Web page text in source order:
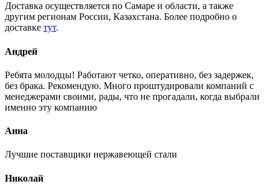
Доставка осуществляется по Самаре и области, а также
другим регионам России, Казахстана. Более подробно о
доставке тут.
Андрей
Ребята молодцы! Работают четко, оперативно, без задержек,
без брака. Рекомендую. Много проштудировали компаний с
менеджерами своими, рады, что не прогадали, когда выбрали
именно эту компанию
Анна
Лучшие поставщики нержавеющей стали
Николай